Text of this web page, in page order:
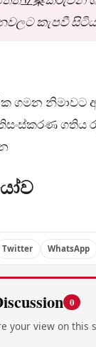
කැපවී
ගමන නිමාවට
ගතිය
Twitter WhatsApp
0
your view on this